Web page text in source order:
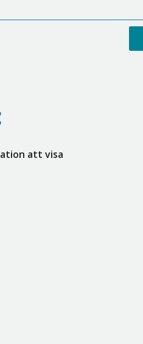
att visa